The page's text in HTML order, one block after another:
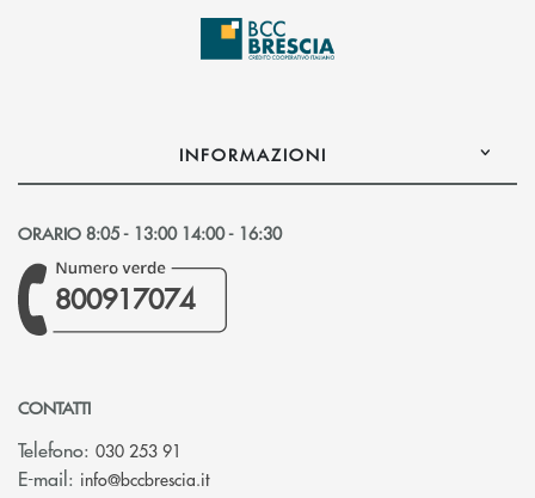
INFORMAZIONI
ORARIO 8:05 - 13:00 14:00 - 16:30
800917074
CONTATTI
Telefono: 030 253 91
E-mail: info@bccbrescia.it(si apre l’app di posta elettronica)